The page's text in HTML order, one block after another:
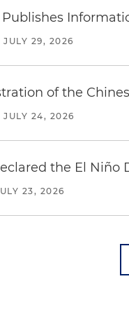
JULY 29, 2026
of the
JULY 24, 2026
the El Niño
23, 2026